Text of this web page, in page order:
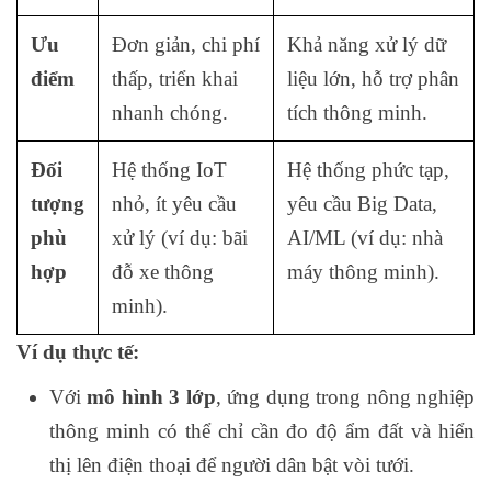
Ưu
điểm
Đơn giản, chi phí
thấp, triển khai
nhanh chóng.
Khả năng xử lý dữ
liệu lớn, hỗ trợ phân
tích thông minh.
Đối
tượng
phù
hợp
Hệ thống IoT
nhỏ, ít yêu cầu
xử lý (ví dụ: bãi
đỗ xe thông
minh).
Hệ thống phức tạp,
yêu cầu Big Data,
AI/ML (ví dụ: nhà
máy thông minh).
Ví dụ thực tế:
Vớimô hình 3 lớp, ứng dụng trong nông nghiệp
thông minh có thể chỉ cần đo độ ẩm đất và hiển
thị lên điện thoại để người dân bật vòi tưới.